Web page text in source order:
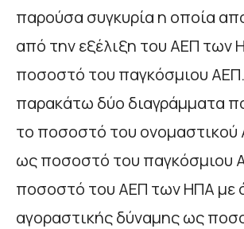
παρούσα συγκυρία η οποία
από την εξέλιξη του ΑΕΠ των
ποσοστό του παγκόσμιου
παρακάτω δύο διαγράμματα
το ποσοστό του
ως ποσοστό του παγκόσμιου
ποσοστό του ΑΕΠ των ΗΠΑ με
αγοραστικής δύναμης ως